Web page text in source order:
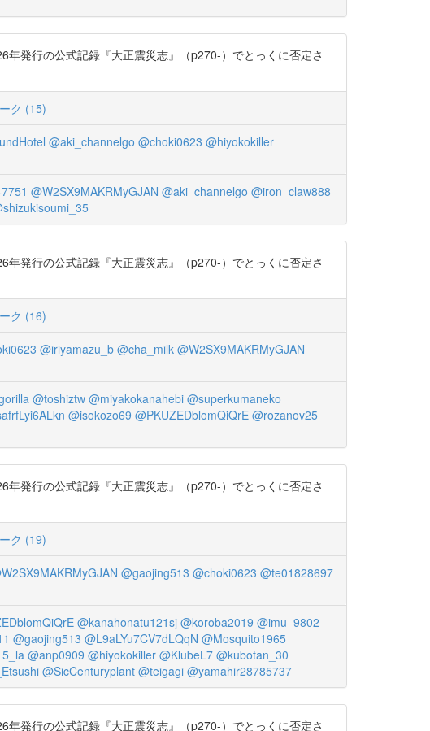
発行の公式記録『大正震災志』（p270-）でとっくに否定さ
ク (15)
@aki_channelgo @choki0623 @hiyokokiller
@W2SX9MAKRMyGJAN @aki_channelgo @iron_claw888
発行の公式記録『大正震災志』（p270-）でとっくに否定さ
ク (16)
@iriyamazu_b @cha_milk @W2SX9MAKRMyGJAN
@toshiztw @miyakokanahebi @superkumaneko
@isokozo69 @PKUZEDblomQiQrE @rozanov25
発行の公式記録『大正震災志』（p270-）でとっくに否定さ
ク (19)
@gaojing513 @choki0623 @te01828697
@kanahonatu121sj @koroba2019 @imu_9802
@gaojing513 @L9aLYu7CV7dLQqN @Mosquito1965
@anp0909 @hiyokokiller @KlubeL7 @kubotan_30
@SicCenturyplant @teigagi @yamahir28785737
発行の公式記録『大正震災志』（p270-）でとっくに否定さ